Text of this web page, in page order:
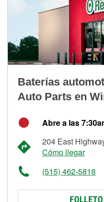
Baterías
Auto Parts en
Abre a las
204 East
Cómo llegar
(515) 462-5818